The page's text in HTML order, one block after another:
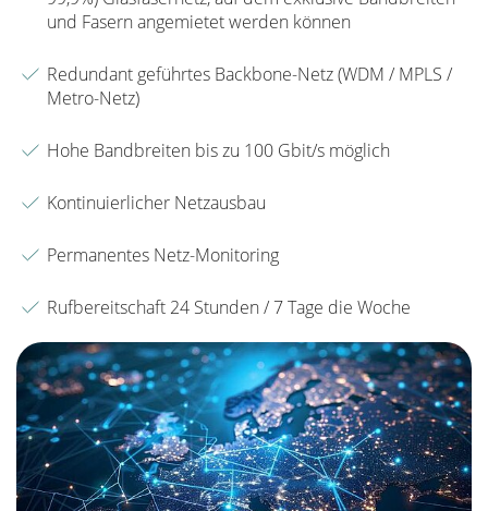
und Fasern angemietet werden können
Redundant geführtes Backbone-Netz (WDM / MPLS /
Metro-Netz)
Hohe Bandbreiten bis zu 100 Gbit/s möglich
Kontinuierlicher Netzausbau
Permanentes Netz-Monitoring
Rufbereitschaft 24 Stunden / 7 Tage die Woche